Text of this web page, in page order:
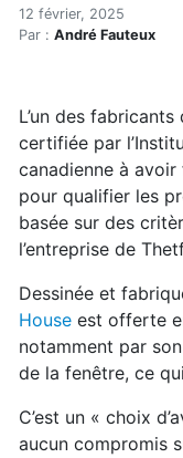
Accueil
Articles
Premières
12 février, 2025
Par : André Fauteux
L’un des
certifiée par
canadienne à
pour qualifier les
basée sur des
l’entreprise de
Dessinée et
House est offerte
notamment par
de la fenêtre, ce
C’est un « choix
aucun compromis